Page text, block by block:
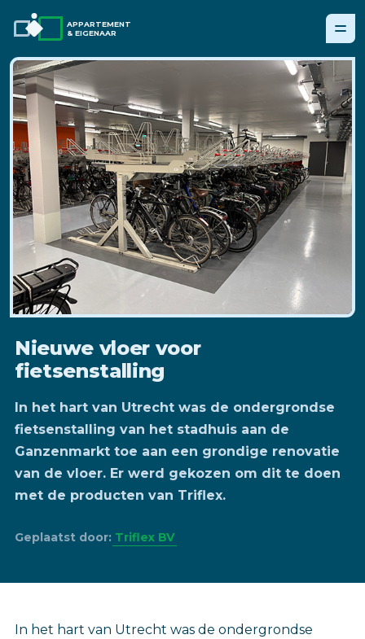
APPARTEMENT
& EIGENAAR
Nieuwe vloer voor
fietsenstalling
In het hart van Utrecht was de ondergrondse
fietsenstalling van het stadhuis aan de
Ganzenmarkt toe aan een grondige renovatie
van de vloer. Er werd gekozen om dit te doen
met de producten van Triflex.
Geplaatst door: Triflex BV
In het hart van Utrecht was de ondergrondse